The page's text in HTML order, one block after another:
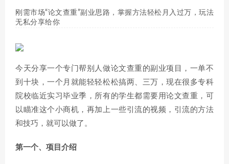
刚需市场“论文查重”副业思路，掌握方法轻松月入过万，玩法
无私分享给你
今天分享一个专门帮别人做论文查重的副业项目，一单不
到十块，一个月就能轻轻松松搞两、三万，现在很多专科
院校临近实习毕业季，所有的学生都需要用论文查重，可
以瞄准这个小商机，再加上一些引流的视频，引流的方法
和技巧，就可以做了。
第一个、项目介绍